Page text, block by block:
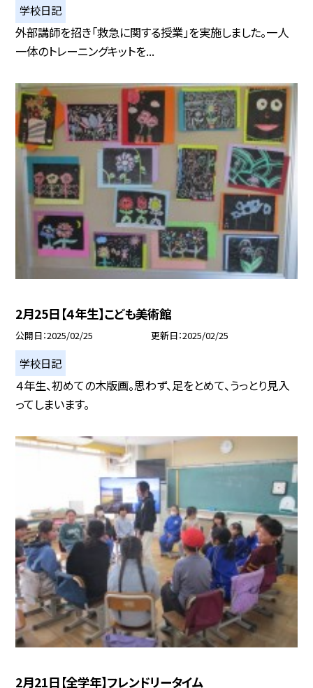
学校日記
外部講師を招き「救急に関する授業」を実施しました。一人
一体のトレーニングキットを...
2月25日【４年生】こども美術館
公開日 2025/02/25 更新日 2025/02/25
学校日記
４年生、初めての木版画。思わず、足をとめて、うっとり見入
ってしまいます。
2月21日【全学年】フレンドリータイム